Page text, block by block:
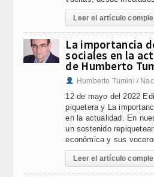
Leer el artículo
La importancia
sociales en la
de Humberto
Humberto Tumini /
12 de mayo del 2022
piquetera y La
en la actualidad. En
un sostenido
económica y sus
Leer el artículo